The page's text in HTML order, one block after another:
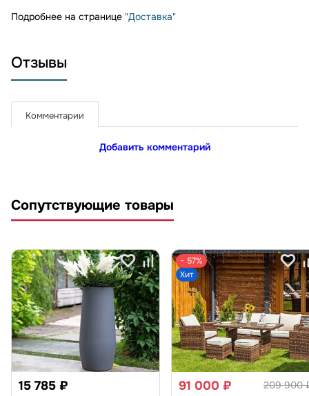
Подробнее на странице "Доставка"
Отзывы
Комментарии
Добавить комментарий
Сопутствующие товары
15 785 ₽
− 57%
Хит
209 900
91 000 ₽